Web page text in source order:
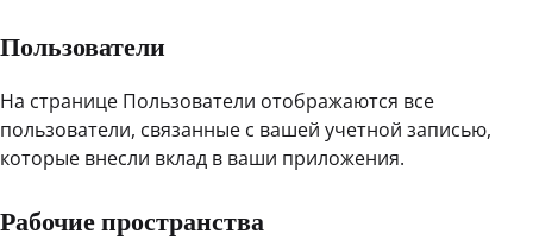
Пользователи
На странице Пользователи отображаются все
пользователи, связанные с вашей учетной записью,
которые внесли вклад в ваши приложения.
Рабочие пространства